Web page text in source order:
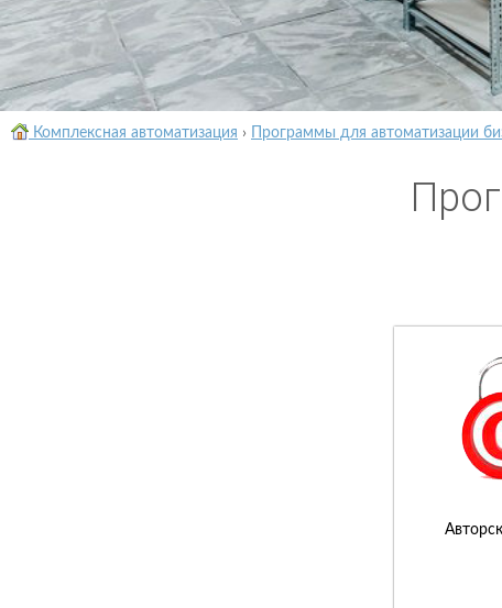
Комплексная автоматизация › Программы для автоматизации